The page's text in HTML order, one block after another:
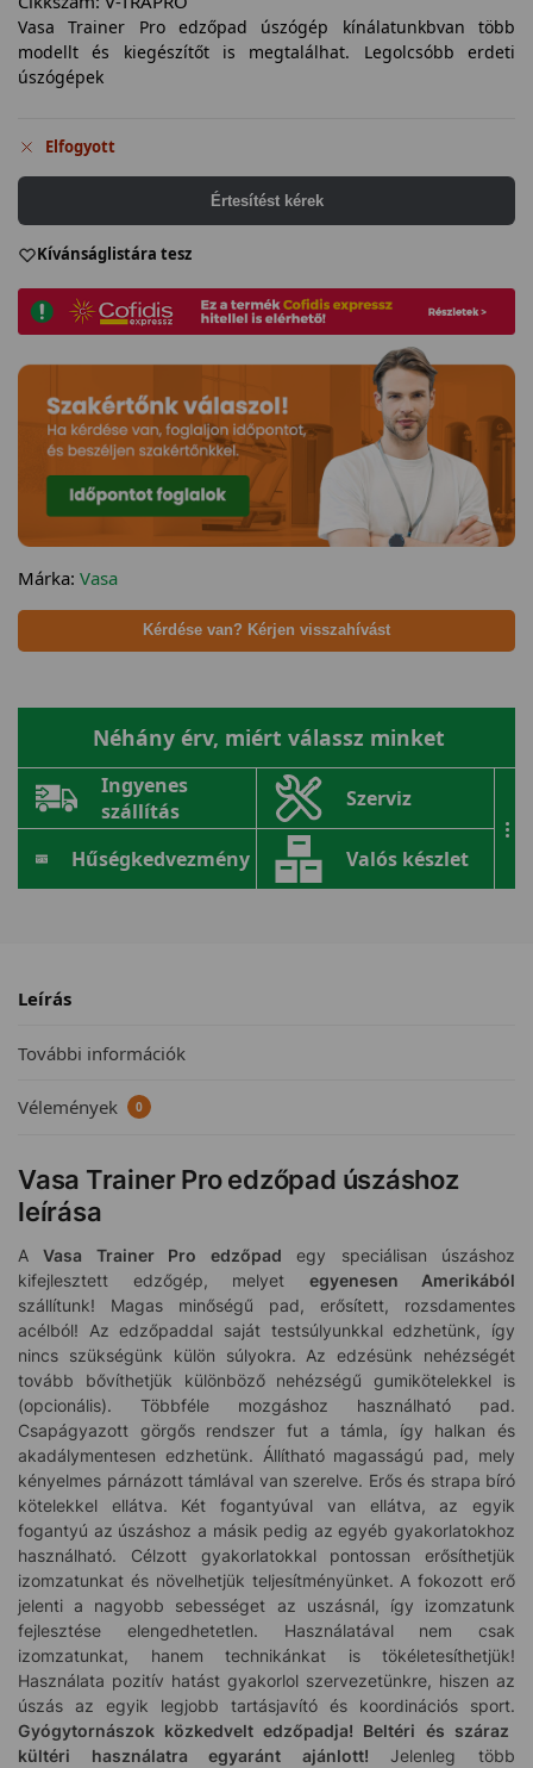
Vasa Trainer Pro edzőpad úszógép kínálatunkbvan több
modellt és kiegészítőt is megtalálhat. Legolcsóbb erdeti
úszógépek
Elfogyott
Értesítést kérek
Kívánságlistára tesz
Márka: Vasa
Kérdése van? Kérjen visszahívást
Néhány érv, miért válassz minket
Ingyenes
szállítás
Szerviz
Hűségkedvezmény Valós készlet
...
Leírás
További információk
Vélemények 0
Vasa Trainer Pro edzőpad úszáshoz
leírása
AVasa Trainer Pro edzőpad egy speciálisan úszáshoz
kifejlesztett edzőgép, melyet egyenesen Amerikából
szállítunk! Magas minőségű pad, erősített, rozsdamentes
acélból! Az edzőpaddal saját testsúlyunkkal edzhetünk, így
nincs szükségünk külön súlyokra. Az edzésünk nehézségét
tovább bővíthetjük különböző nehézségű gumikötelekkel is
(opcionális). Többféle mozgáshoz használható pad.
Csapágyazott görgős rendszer fut a támla, így halkan és
akadálymentesen edzhetünk. Állítható magasságú pad, mely
kényelmes párnázott támlával van szerelve. Erős és strapa bíró
kötelekkel ellátva. Két fogantyúval van ellátva, az egyik
fogantyú az úszáshoz a másik pedig az egyéb gyakorlatokhoz
használható. Célzott gyakorlatokkal pontossan erősíthetjük
izomzatunkat és növelhetjük teljesítményünket. A fokozott erő
jelenti a nagyobb sebességet az uszásnál, így izomzatunk
fejlesztése elengedhetetlen. Használatával nem csak
izomzatunkat, hanem technikánkat is tökéletesíthetjük!
Használata pozitív hatást gyakorlol szervezetünkre, hiszen az
úszás az egyik legjobb tartásjavító és koordinációs sport.
Gyógytornászok közkedvelt edzőpadja! Beltéri és száraz
kültéri használatra egyaránt ajánlott! Jelenleg több